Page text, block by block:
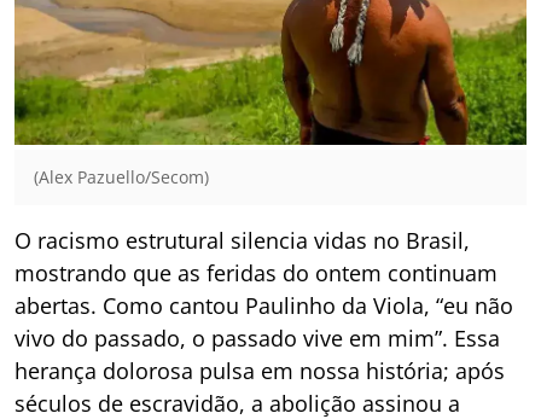
(Alex Pazuello/Secom)
O racismo estrutural silencia vidas no Brasil,
mostrando que as feridas do ontem continuam
abertas. Como cantou Paulinho da Viola, “eu não
vivo do passado, o passado vive em mim”. Essa
herança dolorosa pulsa em nossa história; após
séculos de escravidão, a abolição assinou a